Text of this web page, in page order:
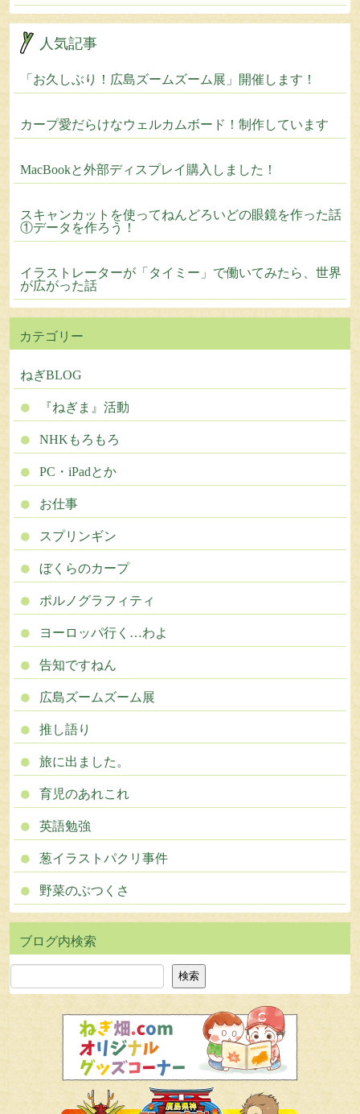
人気記事
「お久しぶり！広島ズームズーム展」開催します！
カープ愛だらけなウェルカムボード！制作しています
MacBookと外部ディスプレイ購入しました！
スキャンカットを使ってねんどろいどの眼鏡を作った話
①データを作ろう！
イラストレーターが「タイミー」で働いてみたら、世界
が広がった話
カテゴリー
ねぎBLOG
『ねぎま』活動
NHKもろもろ
PC・iPadとか
お仕事
スプリンギン
ぼくらのカープ
ポルノグラフィティ
ヨーロッパ行く…わよ
告知ですねん
広島ズームズーム展
推し語り
旅に出ました。
育児のあれこれ
英語勉強
葱イラストパクリ事件
野菜のぶつくさ
検索 検索